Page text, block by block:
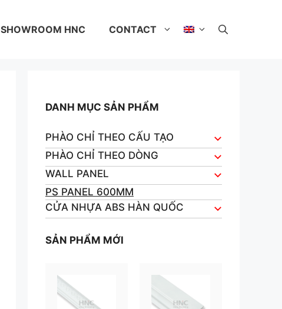
SHOWROOM HNC CONTACT
DANH MỤC SẢN PHẨM
PHÀO CHỈ THEO CẤU TẠO
PHÀO CHỈ THEO DÒNG
WALL PANEL
PS PANEL 600MM
CỬA NHỰA ABS HÀN QUỐC
SẢN PHẨM MỚI